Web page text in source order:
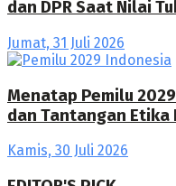
dan DPR Saat Nilai
Jumat, 31 Juli 2026
Menatap Pemilu
dan Tantangan
Kamis, 30 Juli 2026